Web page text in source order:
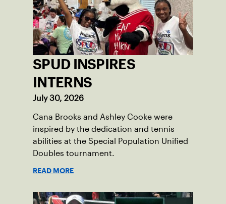
SPUD INSPIRES
INTERNS
July 30, 2026
Cana Brooks and Ashley Cooke were
inspired by the dedication and tennis
abilities at the Special Population Unified
Doubles tournament.
READ MORE